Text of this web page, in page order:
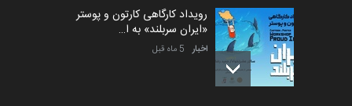
رویداد کارگاهی کارتون و پوستر
«ایران سربلند» به ا…
اخبار 5 ماه قبل